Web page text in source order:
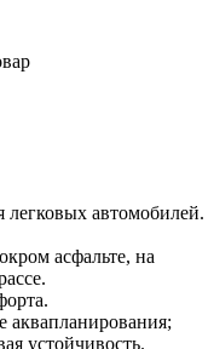
автомобилей.
асфальте, на
устойчивость.